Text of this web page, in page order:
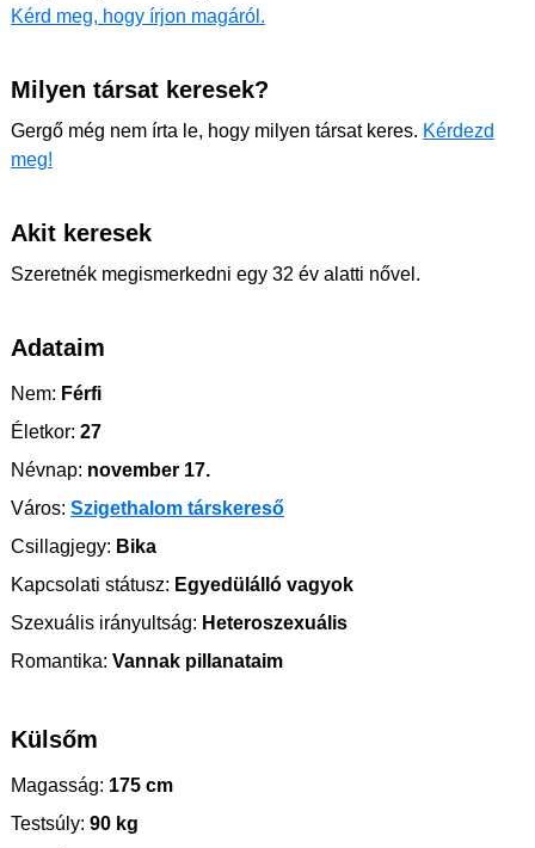
Kérd meg, hogy írjon magáról.
Milyen társat keresek?
Gergő még nem írta le, hogy milyen társat keres. Kérdezd
meg!
Akit keresek
Szeretnék megismerkedni egy 32 év alatti nővel.
Adataim
Nem: Férfi
Életkor: 27
Névnap: november 17.
Város: Szigethalom társkereső
Csillagjegy: Bika
Kapcsolati státusz: Egyedülálló vagyok
Szexuális irányultság: Heteroszexuális
Romantika: Vannak pillanataim
Külsőm
Magasság: 175 cm
Testsúly: 90 kg